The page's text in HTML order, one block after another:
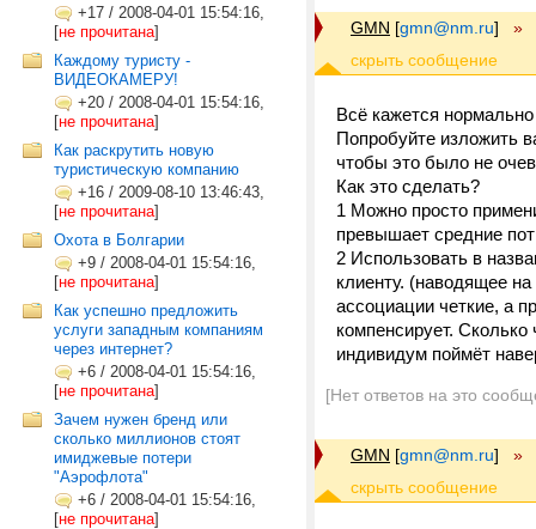
+17 / 2008-04-01 15:54:16,
[не прочитана]
Каждому туристу -
ВИДЕОКАМЕРУ!
+20 / 2008-04-01 15:54:16,
[не прочитана]
Как раскрутить новую
туристическую компанию
+16 / 2009-08-10 13:46:43,
[не прочитана]
Охота в Болгарии
+9 / 2008-04-01 15:54:16,
[не прочитана]
Как успешно предложить
услуги западным компаниям
через интернет?
+6 / 2008-04-01 15:54:16,
[не прочитана]
Зачем нужен бренд или
сколько миллионов стоят
имиджевые потери
"Аэрофлота"
+6 / 2008-04-01 15:54:16,
[не прочитана]
GMN [gmn@nm.ru] »
Всё кажется
Попробуйте изложить
чтобы это было не
Как это сделать?
1 Можно просто
превышает средние
2 Использовать в
клиенту. (наводящее
ассоциации четкие, а
компенсирует.
индивидум поймёт
[Нет ответов на это
GMN [gmn@nm.ru] »